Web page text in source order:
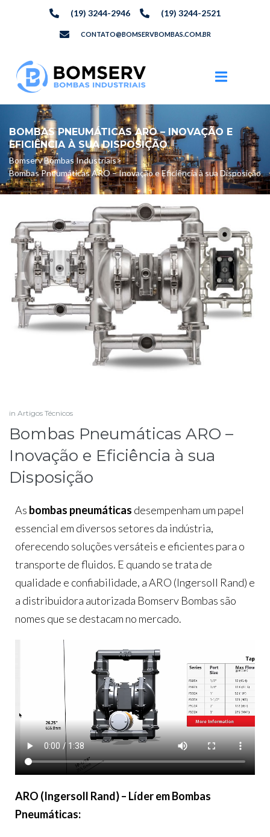
(19) 3244-2946 (19) 3244-2521
CONTATO@BOMSERVBOMBAS.COM.BR
BOMBAS PNEUMÁTICAS ARO – INOVAÇÃO E
EFICIÊNCIA À SUA DISPOSIÇÃO
Bomserv Bombas Industriais>
Bombas Pneumáticas ARO – Inovação e Eficiência à sua Disposição
in Artigos Técnicos
Bombas Pneumáticas ARO –
Inovação e Eficiência à sua
Disposição
As bombas pneumáticas desempenham um papel
essencial em diversos setores da indústria,
oferecendo soluções versáteis e eficientes para o
transporte de fluidos. E quando se trata de
qualidade e confiabilidade, a ARO (Ingersoll Rand) e
a distribuidora autorizada Bomserv Bombas são
nomes que se destacam no mercado.
ARO (Ingersoll Rand) – Líder em Bombas
Pneumáticas: